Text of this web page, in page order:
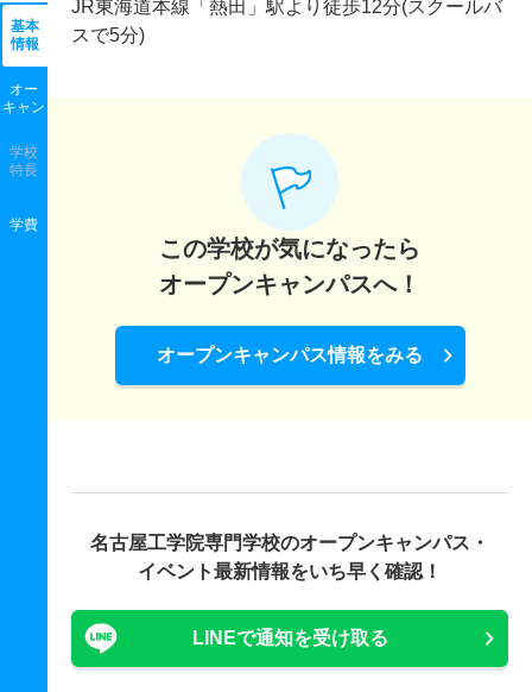
基本
情報
オー
キャン
学校
特長
学費
JR東海道本線「熱田」駅より徒歩12分(スクールバ
スで5分)
この学校が気になったら
オープンキャンパスへ！
オープンキャンパス情報をみる
名古屋工学院専門学校のオープンキャンパス・
イベント最新情報をいち早く確認！
LINEで通知を受け取る